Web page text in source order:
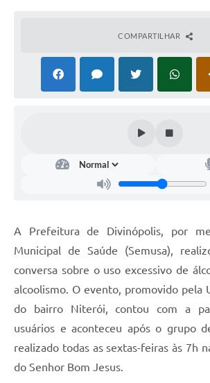
COMPARTILHAR
A Prefeitura de Divinópolis, por
Municipal de Saúde (Semusa),
conversa sobre o uso excessivo de
alcoolismo. O evento, promovido pela
do bairro Niterói, contou com a
usuários e aconteceu após o grupo
realizado todas as sextas-feiras às 7h
do Senhor Bom Jesus.